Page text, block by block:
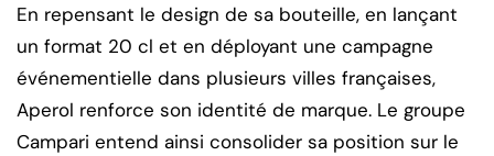
En repensant le design de sa bouteille, en lançant
un format 20 cl et en déployant une campagne
événementielle dans plusieurs villes françaises,
Aperol renforce son identité de marque. Le groupe
Campari entend ainsi consolider sa position sur le